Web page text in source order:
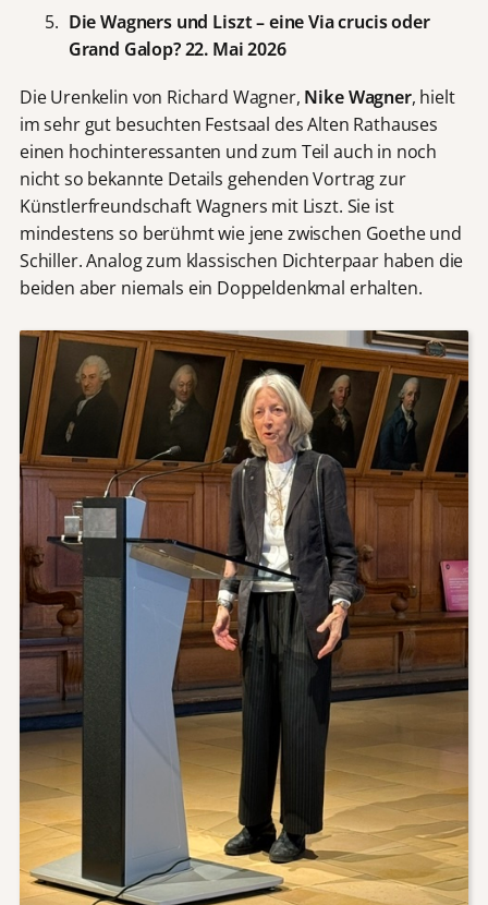
Die Wagners und Liszt – eine Via crucis oder
Grand Galop? 22. Mai 2026
Die Urenkelin von Richard Wagner, Nike Wagner, hielt
im sehr gut besuchten Festsaal des Alten Rathauses
einen hochinteressanten und zum Teil auch in noch
nicht so bekannte Details gehenden Vortrag zur
Künstlerfreundschaft Wagners mit Liszt. Sie ist
mindestens so berühmt wie jene zwischen Goethe und
Schiller. Analog zum klassischen Dichterpaar haben die
beiden aber niemals ein Doppeldenkmal erhalten.